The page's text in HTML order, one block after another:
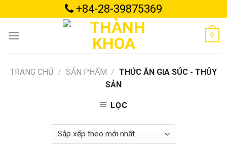
to
content
+84-28-39875369
0
TRANG CHỦ / SẢN PHẨM / THỨC ĂN GIA SÚC - THỦY
SẢN
LỌC